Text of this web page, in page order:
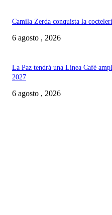
Camila Zerda conquista la
6 agosto , 2026
La Paz tendrá una Línea Café
2027
6 agosto , 2026